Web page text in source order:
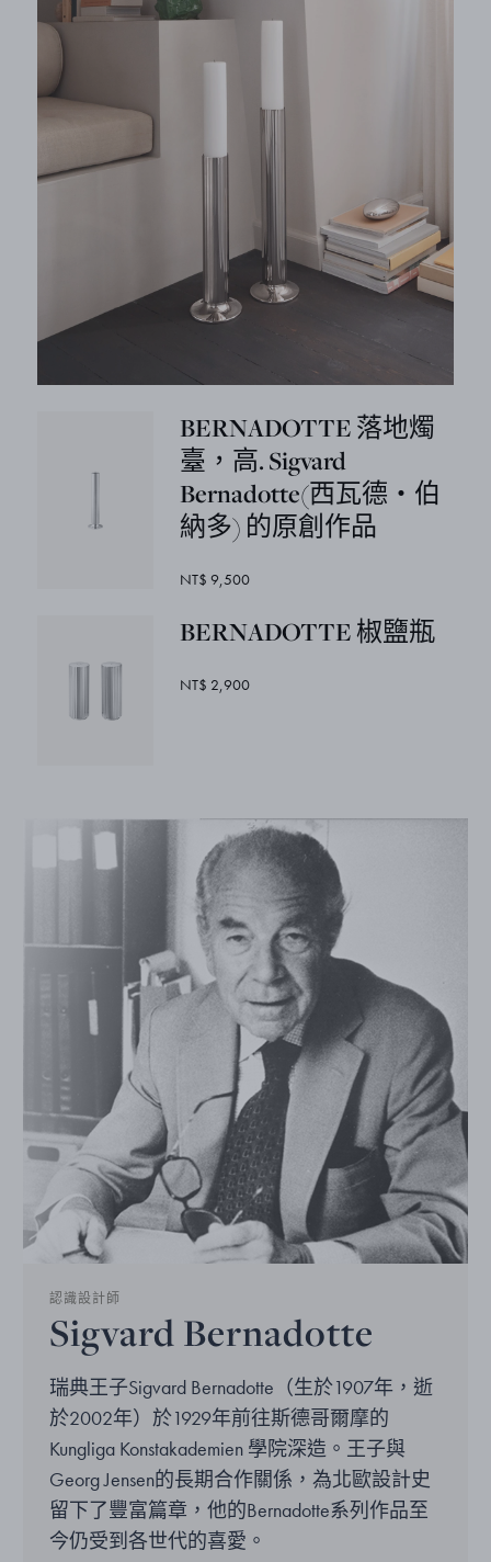
BERNADOTTE 落地燭
臺，高. Sigvard
Bernadotte(西瓦德・伯
納多) 的原創作品
NT$ 9,500
BERNADOTTE 椒鹽瓶
NT$ 2,900
認識設計師
Sigvard Bernadotte
瑞典王子Sigvard Bernadotte（生於1907年，逝
於2002年）於1929年前往斯德哥爾摩的
Kungliga Konstakademien 學院深造。王子與
Georg Jensen的長期合作關係，為北歐設計史
留下了豐富篇章，他的Bernadotte系列作品至
今仍受到各世代的喜愛。